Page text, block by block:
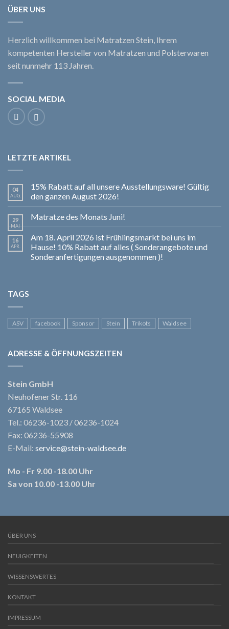
ÜBER UNS
Herzlich willkommen bei Matratzen Stein, Ihrem
kompetenten Hersteller von Matratzen und Polsterwaren
seit nunmehr 113 Jahren.
SOCIAL MEDIA
LETZTE ARTIKEL
04
AUG.
15% Rabatt auf all unsere Ausstellungsware! Gültig
den ganzen August 2026!
29
MAI
Matratze des Monats Juni!
16
APR.
Am 18. April 2026 ist Frühlingsmarkt bei uns im
Hause! 10% Rabatt auf alles ( Sonderangebote und
Sonderanfertigungen ausgenommen )!
TAGS
ASV facebook Sponsor Stein Trikots Waldsee
ADRESSE & ÖFFNUNGSZEITEN
Stein GmbH
Neuhofener Str. 116
67165 Waldsee
Tel.: 06236-1023 / 06236-1024
Fax: 06236-55908
E-Mail: service@stein-waldsee.de
Mo - Fr 9.00 -18.00 Uhr
Sa von 10.00 -13.00 Uhr
ÜBER UNS
NEUIGKEITEN
WISSENSWERTES
KONTAKT
IMPRESSUM